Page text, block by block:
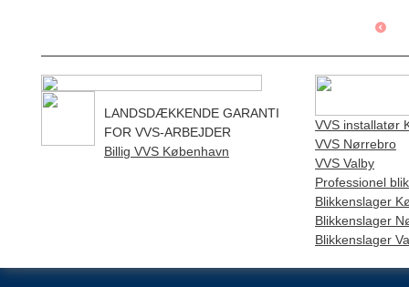
LANDSDÆKKENDE GARANTI
FOR VVS-ARBEJDER
Billig VVS København
VVS installatør
VVS Nørrebro
VVS Valby
Professionel
Blikkenslager
Blikkenslager
Blikkenslager